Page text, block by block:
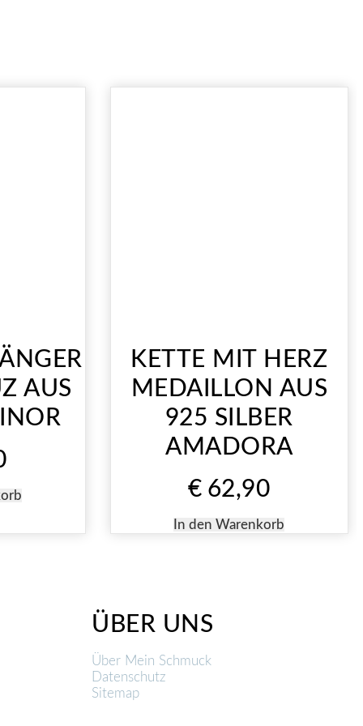
AUS
KETTE MIT HERZ
MEDAILLON AUS
925 SILBER
AMADORA
€ 62,90
In den Warenkorb
ÜBER UNS
Über Mein Schmuck
Datenschutz
Sitemap